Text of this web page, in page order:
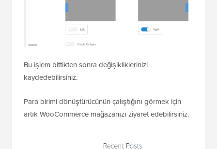
Bu işlem bittikten sonra değişikliklerinizi
kaydedebilirsiniz.
Para birimi dönüştürücünün çalıştığını görmek için
artık WooCommerce mağazanızı ziyaret edebilirsiniz.